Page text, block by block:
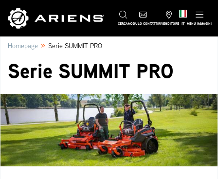
CERCAMODULO CONTATTIRIVENDITORE IT MENU IMMAGINI
Homepage » Serie SUMMIT PRO
Serie SUMMIT PRO